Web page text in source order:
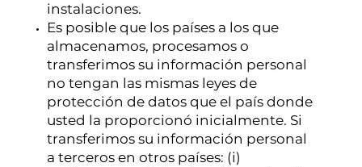
instalaciones.
Es posible que los países a los que
almacenamos, procesamos o
transferimos su información personal
no tengan las mismas leyes de
protección de datos que el país donde
usted la proporcionó inicialmente. Si
transferimos su información personal
a terceros en otros países: (i)